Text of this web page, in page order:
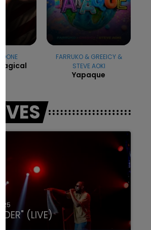
- 12h00
WEEK-ENDFARRUKO & GREEICY &
STEVE AOKI
Yapaque
(LIVE)